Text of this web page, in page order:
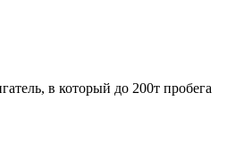
в который до 200т пробега